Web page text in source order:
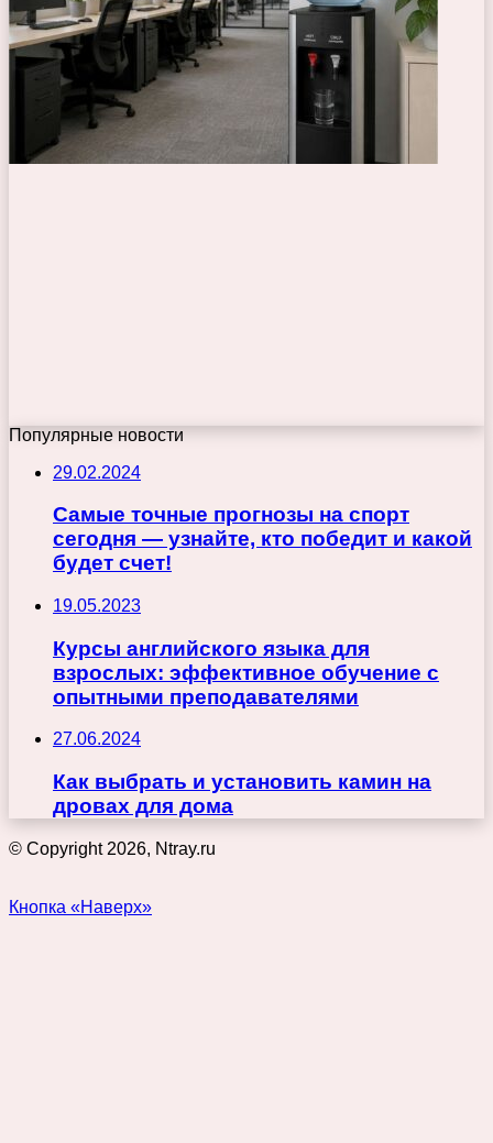
Популярные новости
29.02.2024
Самые точные прогнозы на спорт
сегодня — узнайте, кто победит и какой
будет счет!
19.05.2023
Курсы английского языка для
взрослых: эффективное обучение с
опытными преподавателями
27.06.2024
Как выбрать и установить камин на
дровах для дома
© Copyright 2026, Ntray.ru
Кнопка «Наверх»